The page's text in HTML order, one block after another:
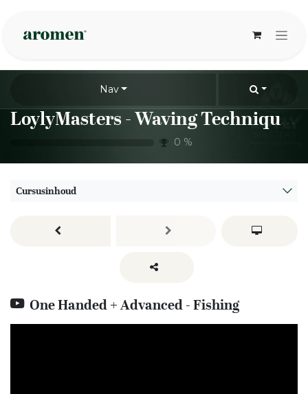
Nav
LoylyMasters - Waving Techniques - One handed
0 %
Cursusinhoud
One Handed + Advanced - Fishing